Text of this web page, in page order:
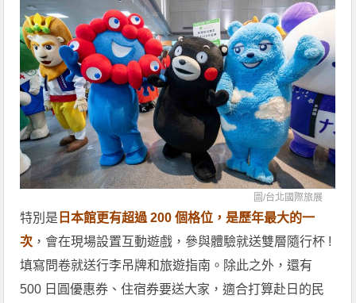
圖/台北國際旅展
特別是 日本館更有超過 200 個格位，是歷年最大的一
次 ，會在現場設置互動遊戲，參與體驗就送雙層隨行杯 !
填寫問卷就送行李吊牌和旅遊指南。除此之外，還有
500 日圓優惠券、住宿券要送大家，適合打算赴日的民